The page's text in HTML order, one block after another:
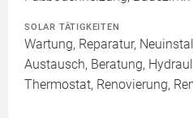
SOLAR TÄTIGKEITEN
Wartung, Reparatur,
Austausch, Beratung,
Thermostat, Renovierung,